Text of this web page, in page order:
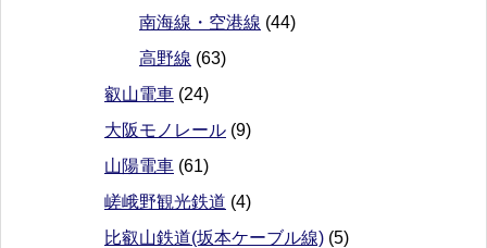
南海線・空港線 (44)
高野線 (63)
叡山電車 (24)
大阪モノレール (9)
山陽電車 (61)
嵯峨野観光鉄道 (4)
比叡山鉄道(坂本ケーブル線) (5)